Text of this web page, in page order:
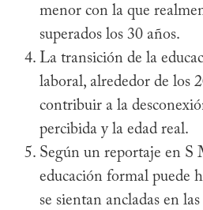
menor con la que
superados los 30 años.
La transición de la
laboral, alrededor de los
contribuir a la
percibida y la edad real.
Según un reportaje en S
educación formal puede
se sientan ancladas en